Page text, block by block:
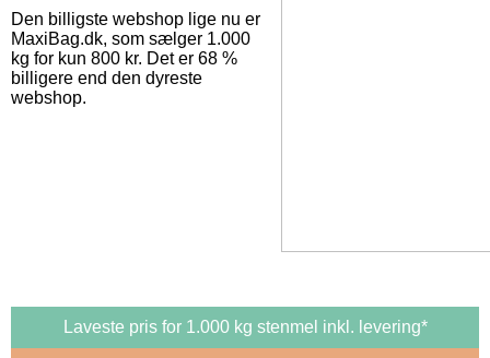
Den billigste webshop lige nu er
MaxiBag.dk, som sælger 1.000
kg for kun 800 kr. Det er 68 %
billigere end den dyreste
webshop.
Laveste pris for 1.000 kg stenmel inkl. levering*